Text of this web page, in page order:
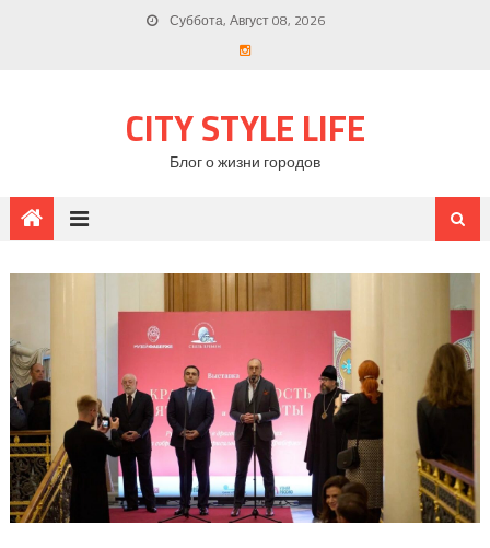
Суббота, Август 08, 2026
CITY STYLE LIFE
Блог о жизни городов